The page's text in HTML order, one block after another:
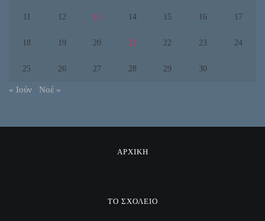
11 12 13 14 15 16 17
18 19 20 21 22 23 24
25 26 27 28 29 30
« Ιούν Νοέ »
ΑΡΧΙΚΗ
ΤΟ ΣΧΟΛΕΙΟ